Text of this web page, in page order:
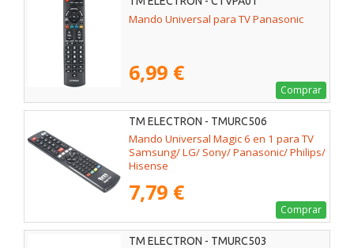
Mando Universal para TV Panasonic
6,99 €
Comprar
TM ELECTRON - TMURC506
Mando Universal Magic 6 en 1 para TV
Samsung/ LG/ Sony/ Panasonic/ Philips/
Hisense
7,79 €
Comprar
TM ELECTRON - TMURC503